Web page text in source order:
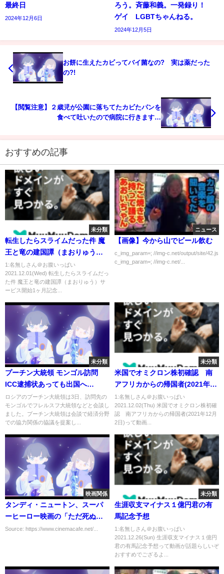
最終日
2024年12月6日
ろう。斉藤和義。一発録り！
ゲイ LGBTちゃんねる。
2024年12月5日
お餅に生えたカビってバイ菌なの? 実は薬だった
の?!
【閲覧注意】２歳児が公園に落ちてたカビたパンを
食べて吐いたので病院に行きます…
おすすめの記事
未分類
転生したらスライムだった件 魔
王と竜の建国譚（まおりゅう）
サービス開始1ヶ月記念生放送
1:名無しさん＠お腹いっぱい
2021.12.01(Wed) 転生したらスライムだっ
た件 魔王と竜の建国譚（まおりゅう）サ
ービス開始1ヶ月記念...
ニュース
【画像】今から山でビール飲む
c_img_param=; //img-c.net/output/site/42.js
c_img_param=; //img-c.net/...
未分類
プーチン大統領 モンゴル訪問
ICC逮捕状あっても出国へ
【WBS】
ロシアのプーチン大統領は3日、訪問先の
モンゴルでフレルスフ大統領などと会談し
ました。プーチン大統領は会談で経済分野
での協力関係の協議を提案し...
未分類
米国でオミクロン株初確認 南
アフリカからの帰国者(2021年12
月2日)
1:名無しさん＠お腹いっぱい
2021.12.02(Thu) 米国でオミクロン株初確
認 南アフリカからの帰国者(2021年12月
2日)って動画...
映画関係
タンディ・ニュートン、スーパ
ーヒーロー映画の「ただ死ぬだ
けの母親役」オファーを蹴って
Source: https://www.cinemacafe.net/...
未分類
生涯収支マイナス１億円君の有
馬記念予想
1:名無しさん＠お腹いっぱい
2021.12.26(Sun) 生涯収支マイナス１億円
君の有馬記念予想って動画が話題らしいぞ
おすすめでござるよ...